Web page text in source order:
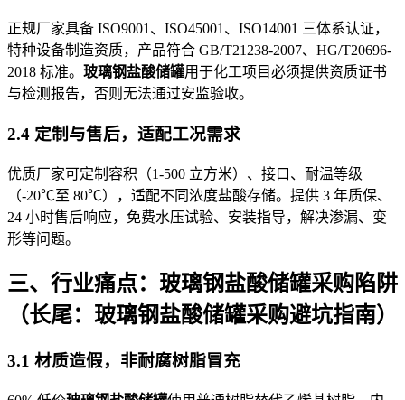
正规厂家具备 ISO9001、ISO45001、ISO14001 三体系认证，
特种设备制造资质，产品符合 GB/T21238-2007、HG/T20696-
2018 标准。 玻璃钢盐酸储罐用于化工项目必须提供资质证书
与检测报告，否则无法通过安监验收。
2.4 定制与售后，适配工况需求
优质厂家可定制容积（1-500 立方米）、接口、耐温等级
（-20℃至 80℃），适配不同浓度盐酸存储。提供 3 年质保、
24 小时售后响应，免费水压试验、安装指导，解决渗漏、变
形等问题。
三、行业痛点：玻璃钢盐酸储罐采购陷阱
（长尾：玻璃钢盐酸储罐采购避坑指南）
3.1 材质造假，非耐腐树脂冒充